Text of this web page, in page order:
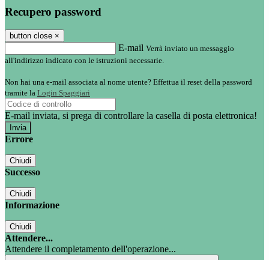
Recupero password
button close ×
E-mail Verrà inviato un messaggio
all'indirizzo indicato con le istruzioni necessarie.
Non hai una e-mail associata al nome utente? Effettua il reset della password
tramite la Login Spaggiari
E-mail inviata, si prega di controllare la casella di posta elettronica!
Errore
Chiudi
Successo
Chiudi
Informazione
Chiudi
Attendere...
Attendere il completamento dell'operazione...